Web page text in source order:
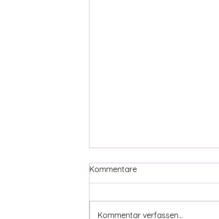
MSC FANTASIA
REISENINA-Trip Mallorca & MSC
Kommentare
Kommentar verfassen...